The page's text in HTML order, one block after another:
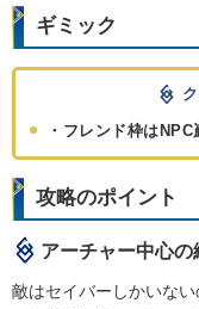
ギミック
・フレンド枠はNPC
攻略のポイント
アーチャー中心の
敵はセイバーしかいな